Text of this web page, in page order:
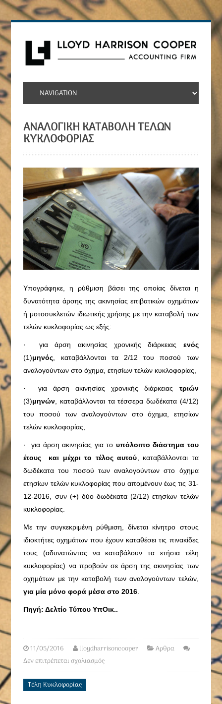
ΑΝΑΛΟΓΙΚΉ ΚΑΤΑΒΟΛΉ ΤΕΛΏΝ
ΚΥΚΛΟΦΟΡΊΑΣ
Υπογράφηκε, η ρύθμιση βάσει της οποίας δίνεται η
δυνατότητα άρσης της ακινησίας επιβατικών οχημάτων
ή μοτοσυκλετών ιδιωτικής χρήσης με την καταβολή των
τελών κυκλοφορίας ως εξής:
· για άρση ακινησίας χρονικής διάρκειας ενός
(1)μηνός , καταβάλλονται τα 2/12 του ποσού των
αναλογούντων στο όχημα, ετησίων τελών κυκλοφορίας,
· για άρση ακινησίας χρονικής διάρκειας τριών
(3)μηνών , καταβάλλονται τα τέσσερα δωδέκατα (4/12)
του ποσού των αναλογούντων στο όχημα, ετησίων
τελών κυκλοφορίας,
· για άρση ακινησίας για το υπόλοιπο διάστημα του
έτους και μέχρι το τέλος αυτού , καταβάλλονται τα
δωδέκατα του ποσού των αναλογούντων στο όχημα
ετησίων τελών κυκλοφορίας που απομένουν έως τις 31-
12-2016, συν (+) δύο δωδέκατα (2/12) ετησίων τελών
κυκλοφορίας.
Με την συγκεκριμένη ρύθμιση, δίνεται κίνητρο στους
ιδιοκτήτες οχημάτων που έχουν καταθέσει τις πινακίδες
τους (αδυνατώντας να καταβάλουν τα ετήσια τέλη
κυκλοφορίας) να προβούν σε άρση της ακινησίας των
οχημάτων με την καταβολή των αναλογούντων τελών,
για μία μόνο φορά μέσα στο 2016
Πηγή: Δελτίο Τύπου ΥπΟικ..
11/05/2016 lloydharrisoncooper
Αρθρα
Δεν επιτρέπεται σχολιασμός
Τέλη Κυκλοφορίας